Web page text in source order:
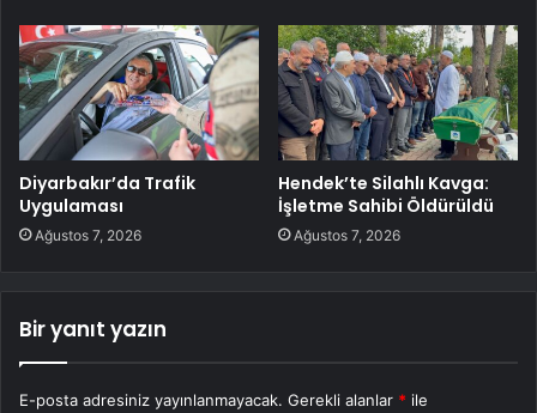
Diyarbakır’da Trafik
Uygulaması
Ağustos 7, 2026
Hendek’te Silahlı Kavga:
İşletme Sahibi Öldürüldü
Ağustos 7, 2026
Bir yanıt yazın
E-posta adresiniz yayınlanmayacak. Gerekli alanlar * ile